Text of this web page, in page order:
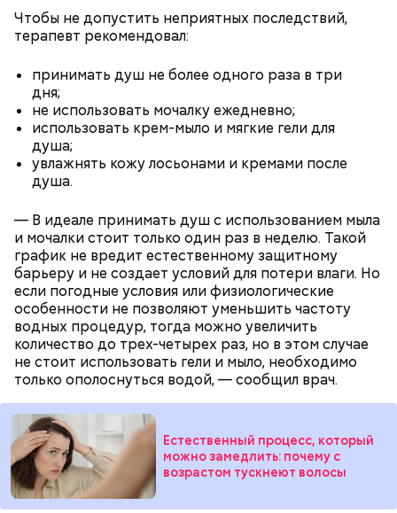
Чтобы не допустить неприятных последствий,
терапевт рекомендовал:
принимать душ не более одного раза в три
дня;
не использовать мочалку ежедневно;
использовать крем-мыло и мягкие гели для
душа;
увлажнять кожу лосьонами и кремами после
душа.
— В идеале принимать душ с использованием мыла
и мочалки стоит только один раз в неделю. Такой
график не вредит естественному защитному
барьеру и не создает условий для потери влаги. Но
если погодные условия или физиологические
особенности не позволяют уменьшить частоту
водных процедур, тогда можно увеличить
количество до трех-четырех раз, но в этом случае
не стоит использовать гели и мыло, необходимо
только ополоснуться водой, — сообщил врач.
Естественный процесс, который
можно замедлить: почему с
возрастом тускнеют волосы
День малины со сливками
День малины со сливками отмечается в США в
В этот праздник люди едят не только малину со
сливками, но и другие десерты на основе этих
двух ингредиентов. Их можно купить в магазине
или сделать самостоятельно вместе со своими
родными и близкими.
кабачок;
брынза;
растительное масло;
помидоры черри либо грунтовые.
— Кабачки нужно натереть длинными слайсами
(это можно сделать на специальной терке),
похожими на спагетти, и уложить в противень.
Дальше нужно добавить немного растительного
масла, соль, а сверху бросить хаотично
порезанную брынзу. Затем добавляются помидоры
черри или грунтовые, — рассказал шеф-повар.
беременным, кормящим женщинам;
людям с ослабленной иммунной системой;
— Там может содержаться огромное количество
гипоксию и ухудшение физического состояния, —
предостерегла Соломатина.